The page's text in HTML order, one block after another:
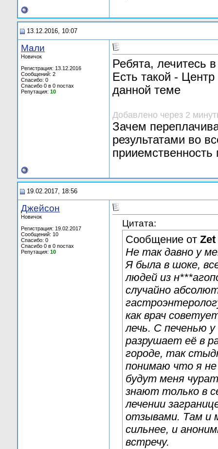
13.12.2016, 10:07
Мали
Новичок
Регистрация: 13.12.2016
Сообщений: 2
Спасибо: 0
Спасибо 0 в 0 постах
Репутация: 10
Ребята, лечитесь
Есть такой -
данной теме
Добавлено через 2
Зачем
результатами во
19.02.2017, 18:56
Джейсон
Новичок
Регистрация: 19.02.2017
Сообщений: 10
Спасибо: 0
Спасибо 0 в 0 постах
Репутация: 10
Цитата:
Сообщение от Zet
Не так давно у
Я была в шоке,
людей из
случайно
как врач
лечь. С печенью
разрушает её в
городе, так
понимаю что я
будут меня
знают только в
лечении
отзывами. Там и
сильнее, и
встречу.